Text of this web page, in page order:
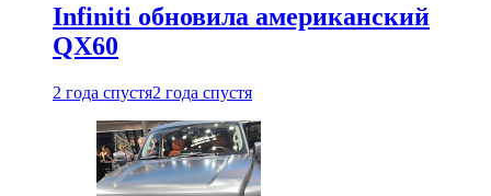
Infiniti обновила американский
QX60
2 года спустя2 года спустя